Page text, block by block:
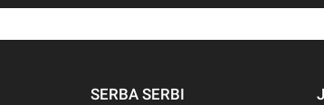
SERBA SERBI